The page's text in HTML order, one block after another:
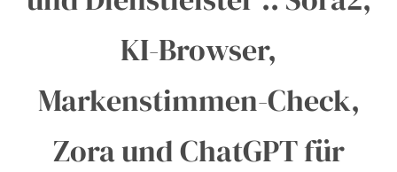
KI-Browser,
Markenstimmen-Check,
Zora und ChatGPT für